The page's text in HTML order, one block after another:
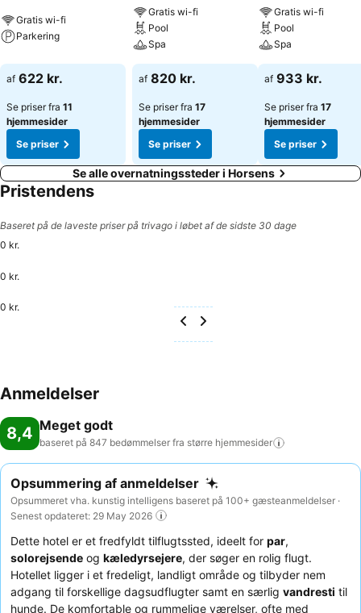
Gratis wi-fi
Parkering
af 622 kr.
Se priser fra 11
hjemmesider
Se priser
Gratis wi-fi
Pool
Spa
af 820 kr.
Se priser fra 17
hjemmesider
Se priser
Gratis wi-fi
Pool
Spa
af 933 kr.
Se priser fra 17
hjemmesider
Se priser
Se alle overnatningssteder i Horsens
Pristendens
Baseret på de laveste priser på trivago i løbet af de sidste 30 dage
0 kr.
0 kr.
0 kr.
Anmeldelser
8,4 Meget godt
baseret på 847 bedømmelser fra større hjemmesider
Opsummering af anmeldelser
Opsummeret vha. kunstig intelligens baseret på 100+ gæsteanmeldelser ·
Senest opdateret: 29 May 2026
Dette hotel er et fredfyldt tilflugtssted, ideelt for par,
solorejsende og kæledyrsejere, der søger en rolig flugt.
Hotellet ligger i et fredeligt, landligt område og tilbyder nem
adgang til forskellige dagsudflugter samt en særlig vandresti til
hunde. De komfortable og rummelige værelser, ofte med